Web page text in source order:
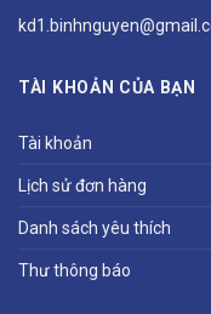
TÀI KHOẢN CỦA BẠN
Tài khoản
Lịch sử đơn hàng
Danh sách yêu thích
Thư thông báo